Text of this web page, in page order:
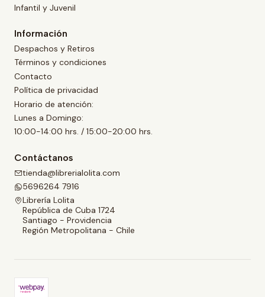
Infantil y Juvenil
Información
Despachos y Retiros
Términos y condiciones
Contacto
Política de privacidad
Horario de atención:
Lunes a Domingo:
10:00-14:00 hrs. / 15:00-20:00 hrs.
Contáctanos
tienda@librerialolita.com
5696264 7916
Librería Lolita
República de Cuba 1724
Santiago - Providencia
Región Metropolitana - Chile